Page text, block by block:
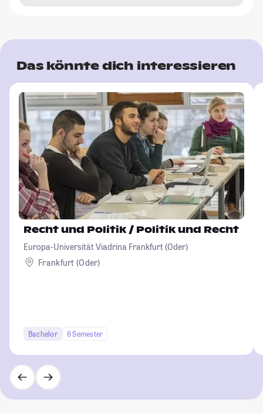
Das könnte dich interessieren
Recht und Politik / Politik und Recht
Europa-Universität Viadrina Frankfurt (Oder)
Frankfurt (Oder)
Bachelor 6 Semester